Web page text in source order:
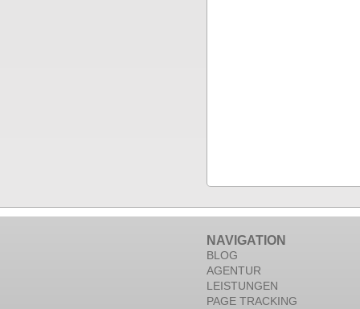
NAVIGATION
BLOG
AGENTUR
LEISTUNGEN
PAGE TRACKING